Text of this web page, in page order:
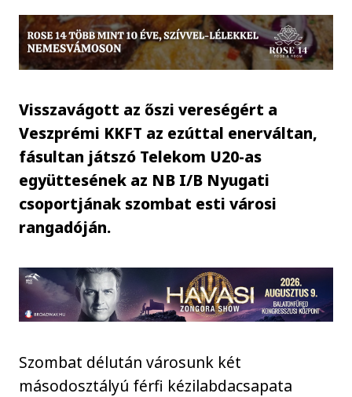
Visszavágott az őszi vereségért a
Veszprémi KKFT az ezúttal enerváltan,
fásultan játszó Telekom U20-as
együttesének az NB I/B Nyugati
csoportjának szombat esti városi
rangadóján.
Szombat délután városunk két
másodosztályú férfi kézilabdacsapata